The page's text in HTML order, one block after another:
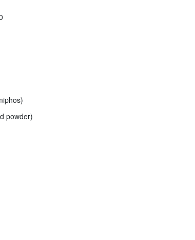
powder)